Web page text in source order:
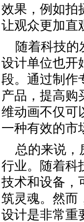
效果，例如拍
让观众更加直
随着科技
设计单位也开
段。通过制作
产品，提高购
维动画不仅可
一种有效的市
总的来说，
行业。随着科
技术和设备，
筑灵魂。然而
设计是非常重